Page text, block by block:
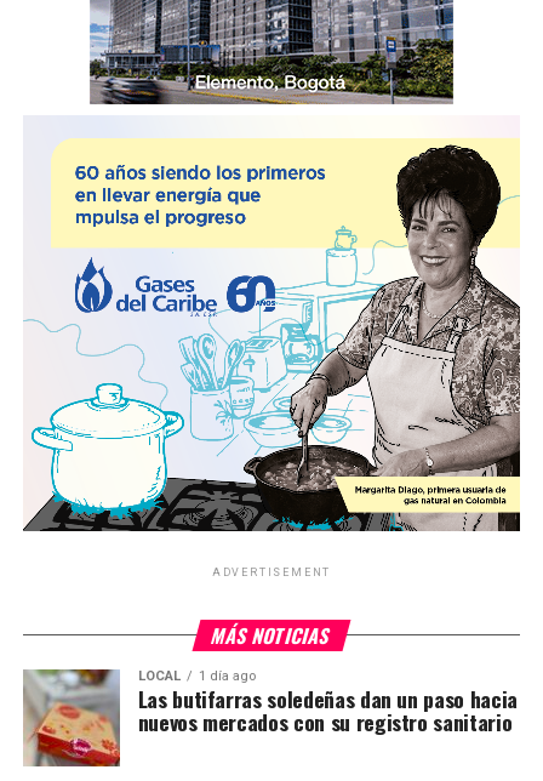
ADVERTISEMENT
MÁS NOTICIAS
LOCAL 1 día ago
Las butifarras soledeñas dan un paso hacia
nuevos mercados con su registro sanitario